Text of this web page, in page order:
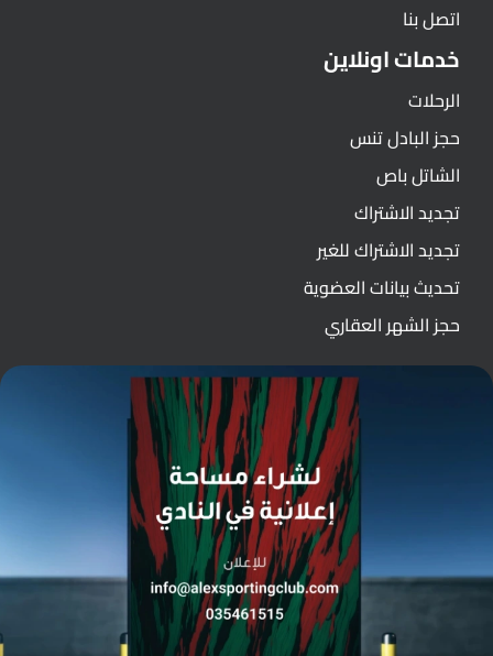
اتصل بنا
خدمات اونلاين
الرحلات
حجز البادل تنس
الشاتل باص
تجديد الاشتراك
تجديد الاشتراك للغير
تحديث بيانات العضوية
حجز الشهر العقاري